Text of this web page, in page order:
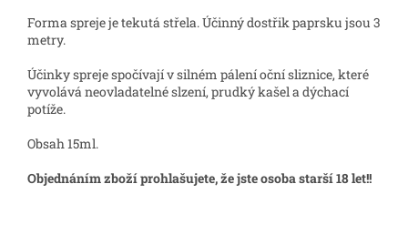
Forma spreje je tekutá střela. Účinný dostřik paprsku jsou 3
metry.
Účinky spreje spočívají v silném pálení oční sliznice, které
vyvolává neovladatelné slzení, prudký kašel a dýchací
potíže.
Obsah 15ml.
Objednáním zboží prohlašujete, že jste osoba starší 18 let!!